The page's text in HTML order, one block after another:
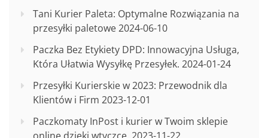
Tani Kurier Paleta: Optymalne Rozwiązania na
przesyłki paletowe2024-06-10
Paczka Bez Etykiety DPD: Innowacyjna Usługa,
Która Ułatwia Wysyłkę Przesyłek. 2024-01-24
Przesyłki Kurierskie w 2023: Przewodnik dla
Klientów i Firm 2023-12-01
Paczkomaty InPost i kurier w Twoim sklepie